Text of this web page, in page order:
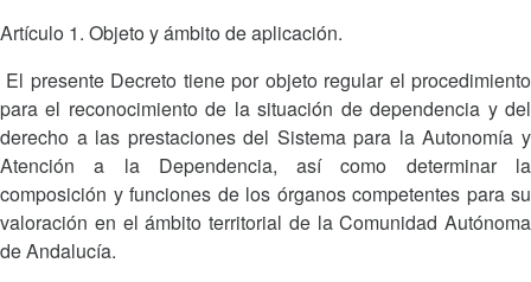
Artículo 1. Objeto y ámbito de aplicación.
El presente Decreto tiene por objeto regular el procedimiento
para el reconocimiento de la situación de dependencia y del
derecho a las prestaciones del Sistema para la Autonomía y
Atención a la Dependencia, así como determinar la
composición y funciones de los órganos competentes para su
valoración en el ámbito territorial de la Comunidad Autónoma
de Andalucía.